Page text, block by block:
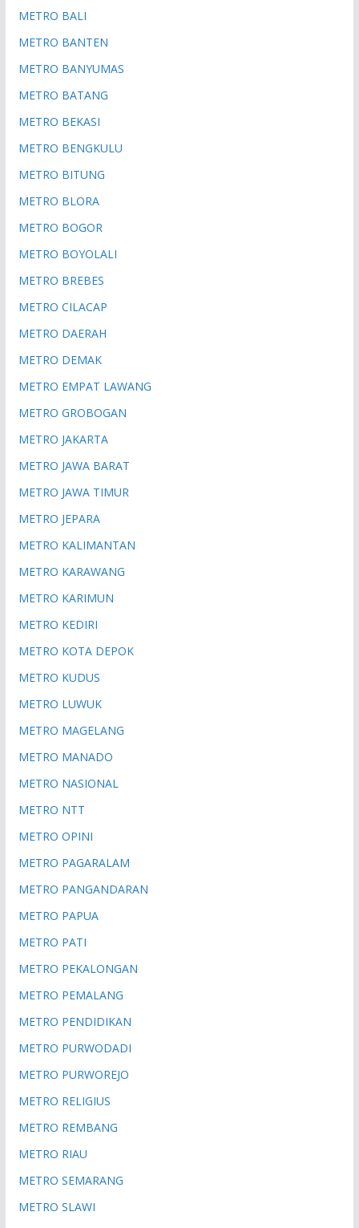
METRO BALI
METRO BANTEN
METRO BANYUMAS
METRO BATANG
METRO BEKASI
METRO BENGKULU
METRO BITUNG
METRO BLORA
METRO BOGOR
METRO BOYOLALI
METRO BREBES
METRO CILACAP
METRO DAERAH
METRO DEMAK
METRO EMPAT LAWANG
METRO GROBOGAN
METRO JAKARTA
METRO JAWA BARAT
METRO JAWA TIMUR
METRO JEPARA
METRO KALIMANTAN
METRO KARAWANG
METRO KARIMUN
METRO KEDIRI
METRO KOTA DEPOK
METRO KUDUS
METRO LUWUK
METRO MAGELANG
METRO MANADO
METRO NASIONAL
METRO NTT
METRO OPINI
METRO PAGARALAM
METRO PANGANDARAN
METRO PAPUA
METRO PATI
METRO PEKALONGAN
METRO PEMALANG
METRO PENDIDIKAN
METRO PURWODADI
METRO PURWOREJO
METRO RELIGIUS
METRO REMBANG
METRO RIAU
METRO SEMARANG
METRO SLAWI